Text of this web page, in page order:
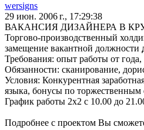
wersigns
29 июн. 2006 г., 17:29:38
ВАКАНСИЯ ДИЗАЙНЕРА В
Торгово-производственный
замещение вакантной должности
Требования: опыт работы от
Обязанности: сканирование,
Условия: Конкурентная
языка, бонусы по торжественным
График работы 2х2 с 10.00 до
Подробнее с проектом Вы